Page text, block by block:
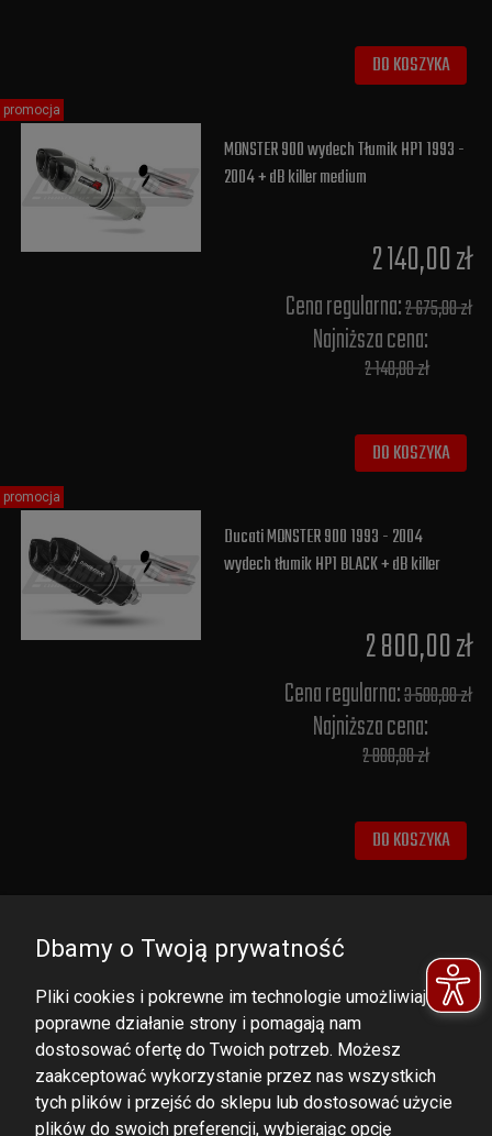
DO KOSZYKA
MONSTER 900 wydech Tłumik HP1 1993 -
2004 + dB killer medium
2 140,00 zł
Cena regularna:2 675,00 zł
Najniższa cena:
2 140,00 zł
DO KOSZYKA
promocja
Ducati MONSTER 900 1993 - 2004
wydech tłumik HP1 BLACK + dB killer
2 800,00 zł
Cena regularna:3 500,00 zł
Najniższa cena:
2 800,00 zł
DO KOSZYKA
promocja
DOMINATOR GROUP Sp. z o.o.
Dbamy o Twoją prywatność
Pliki cookies i pokrewne im technologie umożliwiają
poprawne działanie strony i pomagają nam
dostosować ofertę do Twoich potrzeb. Możesz
zaakceptować wykorzystanie przez nas wszystkich
tych plików i przejść do sklepu lub dostosować użycie
plików do swoich preferencji, wybierając opcję